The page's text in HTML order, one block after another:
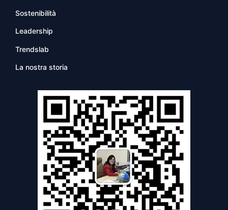
Sostenibilità
Leadership
Trendslab
La nostra storia